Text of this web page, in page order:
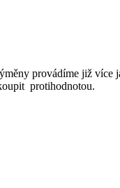
provádíme již více
protihodnotou.